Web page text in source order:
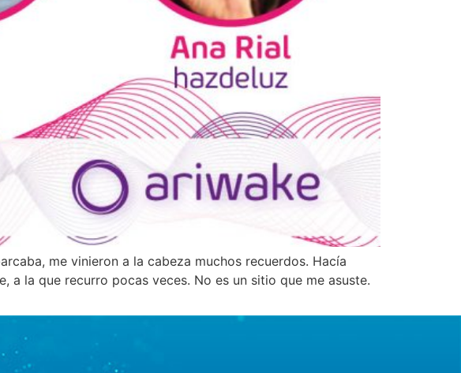
me vinieron a la cabeza muchos recuerdos. Hacía
la que recurro pocas veces. No es un sitio que me asuste.